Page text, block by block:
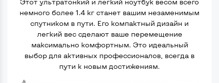
Этот ультратонкий и легкий ноутбук весом всего
немного более 1.4 кг станет вашим незаменимым
спутником в пути. Его компактный дизайн и
легкий вес сделают ваше перемещение
максимально комфортным. Это идеальный
выбор для активных профессионалов, всегда в
пути к новым достижениям.